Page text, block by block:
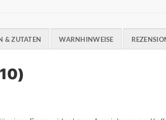
& ZUTATEN WARNHINWEISE